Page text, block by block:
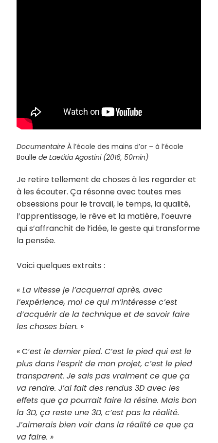
DocumentaireÀ l’école des mains d’or – à l’école
Boullede Laetitia Agostini (2016, 50min)
Je retire tellement de choses à les regarder et
à les écouter. Ça résonne avec toutes mes
obsessions pour le travail, le temps, la qualité,
l’apprentissage, le rêve et la matière, l’oeuvre
qui s’affranchit de l’idée, le geste qui transforme
la pensée.
Voici quelques extraits :
« La vitesse je l’acquerrai après, avec
l’expérience, moi ce qui m’intéresse c’est
d’acquérir de la technique et de savoir faire
les choses bien. »
« C‘est le dernier pied. C’est le pied qui est le
plus dans l’esprit de mon projet, c’est le pied
transparent. Je sais pas vraiment ce que ça
va rendre. J’ai fait des rendus 3D avec les
effets que ça pourrait faire la résine. Mais bon
la 3D, ça reste une 3D, c’est pas la réalité.
J’aimerais bien voir dans la réalité ce que ça
va faire. »